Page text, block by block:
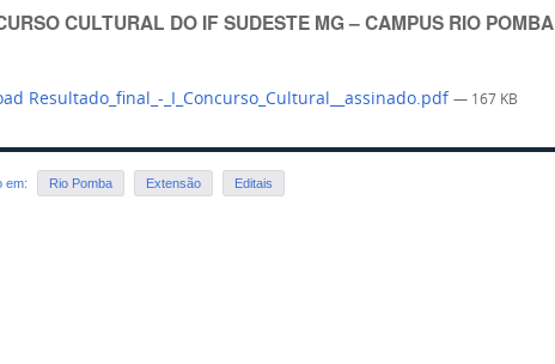
CULTURAL DO IF SUDESTE MG – CAMPUS RIO POMBA
Resultado_final_-_I_Concurso_Cultural__assinado.pdf— 167 KB
em: Rio Pomba Extensão Editais